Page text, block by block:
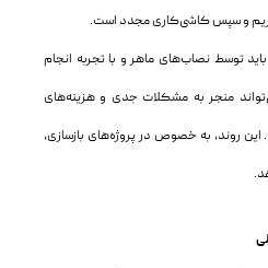
و سپس کاشی‌کاری مجدد است.
توسط نصاب‌های ماهر و با تجربه انجام
منجر به مشکلات جدی و هزینه‌های
این روند، به خصوص در پروژه‌های بازسازی،